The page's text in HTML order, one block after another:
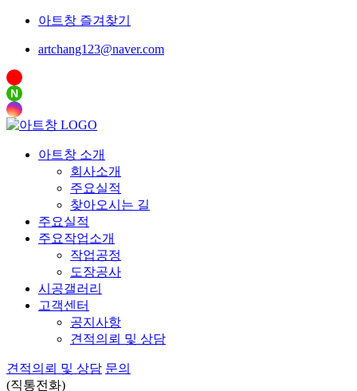
아트창 즐겨찾기
artchang123@naver.com
N
아트창 소개
회사소개
주요실적
찾아오시는 길
주요실적
주요작업소개
작업공정
도장공사
시공갤러리
고객센터
공지사항
견적의뢰 및 상담
견적의뢰 및 상담 문의
(직통전화)